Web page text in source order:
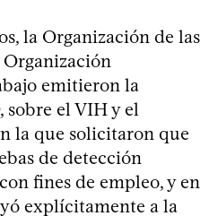
la Organización de las
Organización
emitieron la
sobre el VIH y el
la que solicitaron que
de detección
fines de empleo, y en
explícitamente a la